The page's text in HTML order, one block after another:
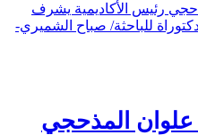
علوان المذحجي